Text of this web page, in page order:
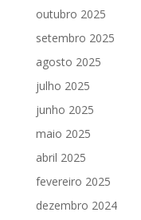
outubro 2025
setembro 2025
agosto 2025
julho 2025
junho 2025
maio 2025
abril 2025
fevereiro 2025
dezembro 2024